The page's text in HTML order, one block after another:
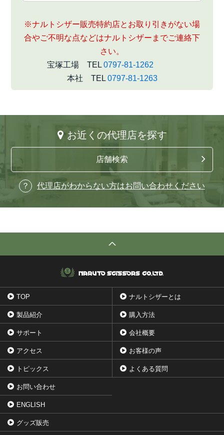
※ナルトシザー販売特約店とお取り引きがない場
合やご不明な点などはナルトシザーまでご連絡下
さい。
宝塚工場 TEL 0797-81-1262
本社 TEL 0797-81-1263
お近くの代理店を探す
店舗検索
代理店がわからない方はお問い合わせください
TOP ナルトシザーとは
製品紹介 購入方法
サポート 会社概要
アクセス お客様の声
トピックス よくある質問
お問い合わせ
ENGLISH
グッズ販売